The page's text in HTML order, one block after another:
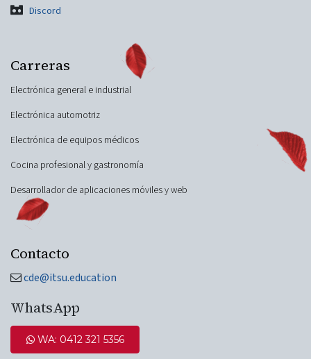
Carreras
Electrónica general e industrial
Electrónica automotriz
Electrónica de equipos médicos
Cocina profesional y gastronomía
Desarrollador de aplicaciones móviles y web
Discord
Contacto
cde@itsu.education
WhatsApp
WA: 0412 321 5​​​​356